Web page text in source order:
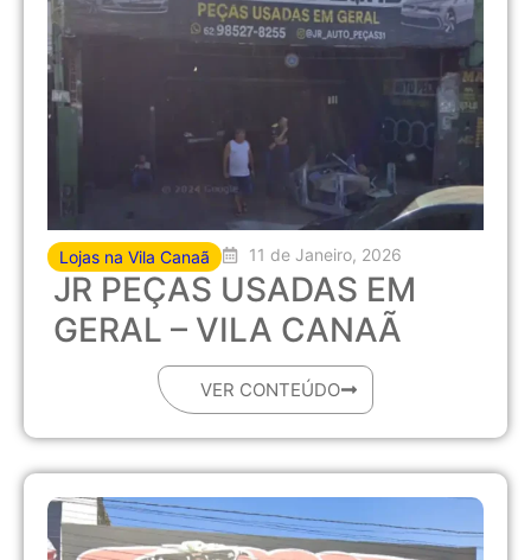
Lojas na Vila Canaã 11 de Janeiro, 2026
JR PEÇAS USADAS EM
GERAL – VILA CANAÃ
VER CONTEÚDO